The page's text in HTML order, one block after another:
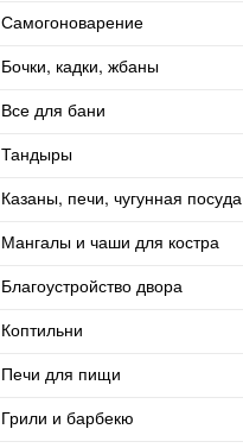
Самогоноварение
Бочки, кадки, жбаны
Все для бани
Тандыры
Казаны, печи, чугунная посуда
Мангалы и чаши для костра
Благоустройство двора
Коптильни
Печи для пищи
Грили и барбекю